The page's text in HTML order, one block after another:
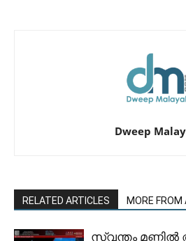
Dweep
RELATED ARTICLES MORE
സ്വന്തം മണ്ണിൽ